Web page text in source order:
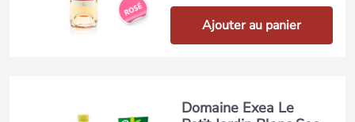
Ajouter au panier
Domaine Exea Le